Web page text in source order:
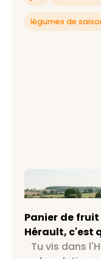
légumes de
Panier de fruit
Hérault, c'est
Panier de
Hérault, c'est
Tu vis dans